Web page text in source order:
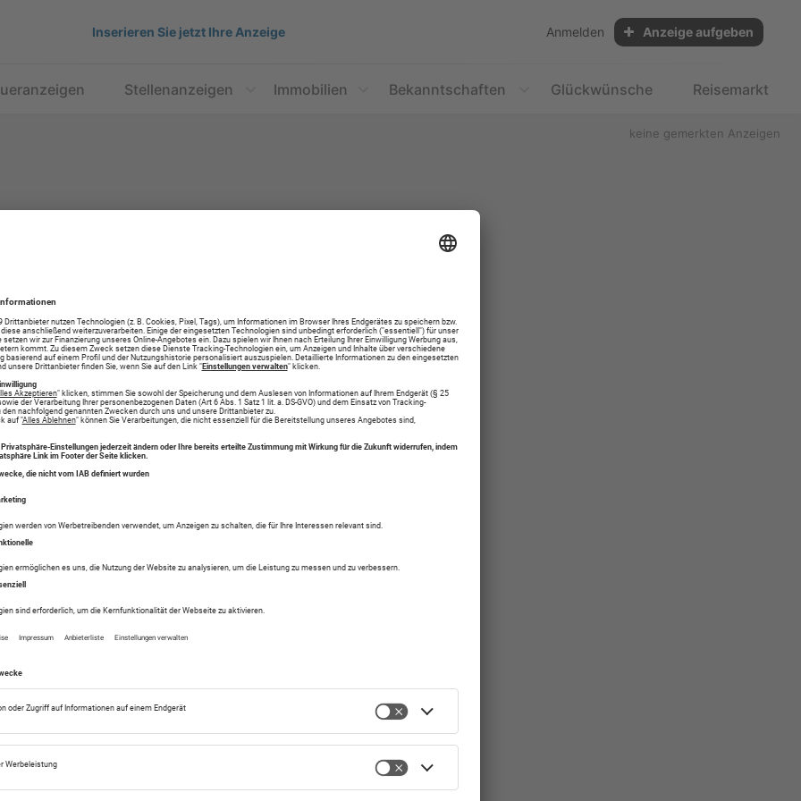
Inserieren Sie jetzt Ihre Anzeige Anmelden Anzeige aufgeben
Stellenanzeigen Immobilien Bekanntschaften Glückwünsche Reisemarkt
keine gemerkten Anzeigen